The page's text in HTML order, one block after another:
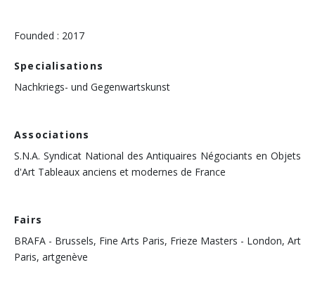
Founded : 2017
Specialisations
Nachkriegs- und Gegenwartskunst
Associations
S.N.A. Syndicat National des Antiquaires Négociants en Objets
d'Art Tableaux anciens et modernes de France
Fairs
BRAFA - Brussels, Fine Arts Paris, Frieze Masters - London, Art
Paris, artgenève